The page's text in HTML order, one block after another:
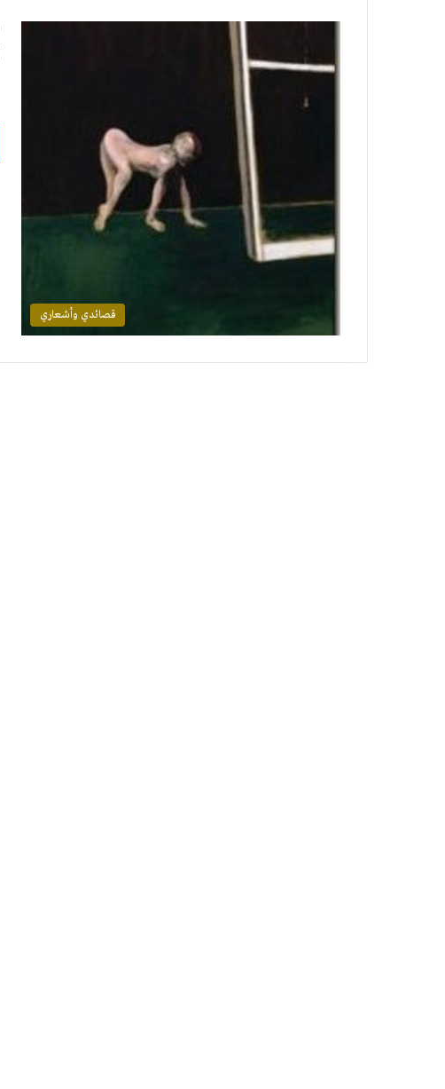
قصائدي وأشعاري